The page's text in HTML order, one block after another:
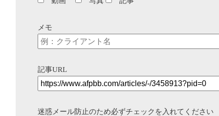
メモ
記事URL
迷惑メール防止のため必ずチェックを入れてください